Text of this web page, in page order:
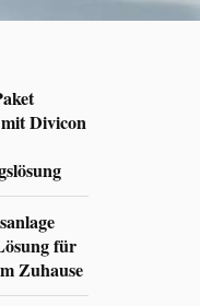
Divicon
für
Zuhause